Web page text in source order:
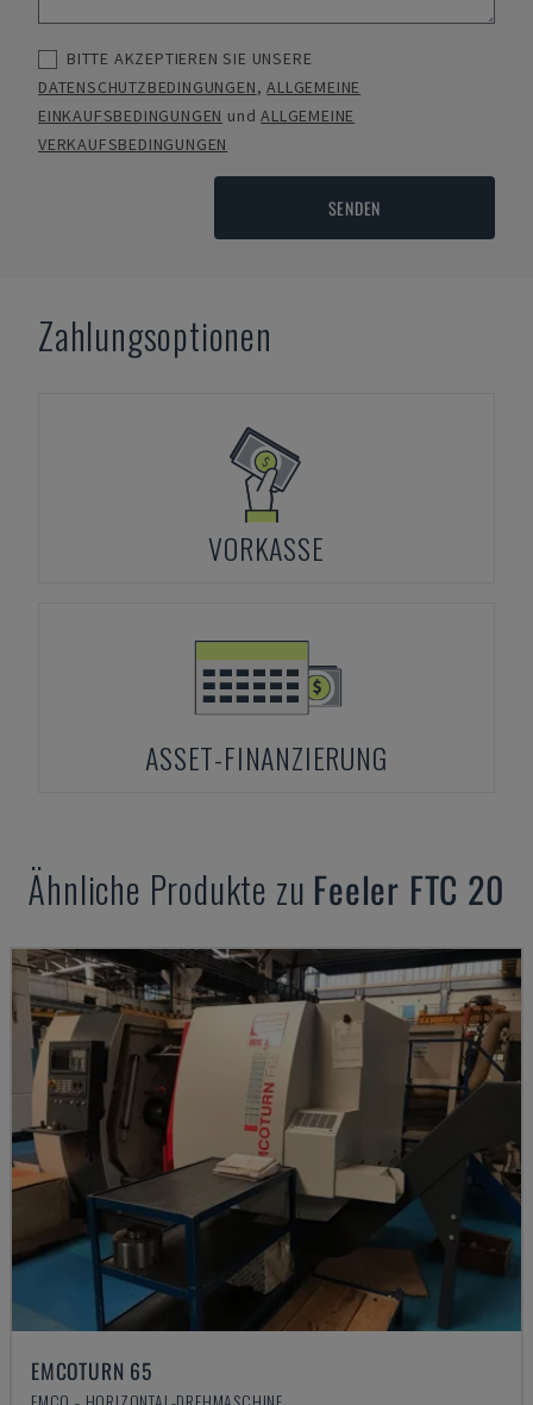
BITTE AKZEPTIEREN SIE UNSERE
DATENSCHUTZBEDINGUNGEN,ALLGEMEINE
EINKAUFSBEDINGUNGEN undALLGEMEINE
VERKAUFSBEDINGUNGEN
SENDEN
Zahlungsoptionen
VORKASSE
ASSET-FINANZIERUNG
Ähnliche Produkte zu Feeler FTC 20
EMCOTURN 65